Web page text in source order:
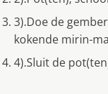
3).Doe de
kokende mirin-
4).Sluit de